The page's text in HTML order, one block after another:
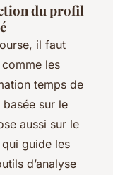
du profil
il faut
les
temps de
sur le
aussi sur le
guide les
d’analyse